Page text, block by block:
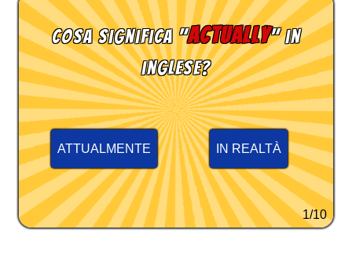
Cosa significa "actually" in
inglese?
ATTUALMENTE IN REALTÀ
1/10